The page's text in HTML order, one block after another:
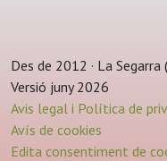
Des de 2012 · La Segarra
Versió juny 2026
Avis legal i Política de
Avís de cookies
Edita consentiment de